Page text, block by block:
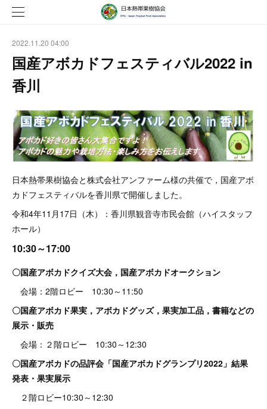
2022.11.20 04:00
国産アボカドフェスティバル2022 in
香川
日本熱帯果樹協会と株式会社アンファーム様の共催で，国産アボ
カドフェスティバルを香川県で開催しました。
令和4年11月17日（木）：香川県観音寺市民会館（ハイスタッフ
ホール）
10:30～17:00
〇国産アボカドクイズ大会， 国産アボカドオークション
会場：2階ロビー 10:30～11:50
〇国産アボカド果実，アボカドグッズ，果実加工品，書籍などの
展示・販売
会場：２階ロビー 10:30～12:30
〇国産アボカドの品評会「国産アボカドグランプリ2022」結果
発表・果実展示
２階ロビー10:30～12:30